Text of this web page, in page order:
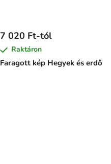
Faragott kép Hegyek és erdő
7 020 Ft-tól
Raktáron